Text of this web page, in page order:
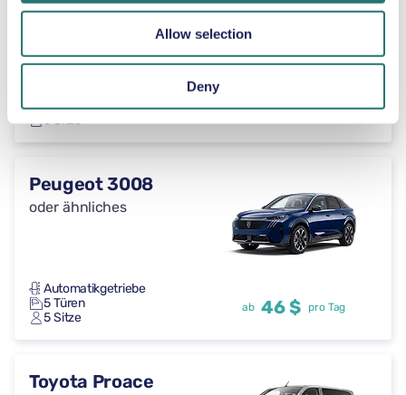
Allow selection
Deny
oder ähnliches
4 Türen
5 Sitze
ab 46 $ pro Tag
Peugeot 3008
oder ähnliches
Automatikgetriebe
5 Türen
5 Sitze
ab 46 $ pro Tag
Toyota Proace